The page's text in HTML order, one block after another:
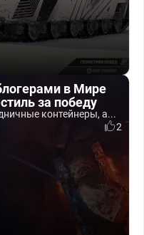
в Мире
за победу
контейнеры, а...
2